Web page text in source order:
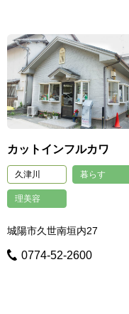
カットインフルカワ
久津川 暮らす
理美容
城陽市久世南垣内27
0774-52-2600